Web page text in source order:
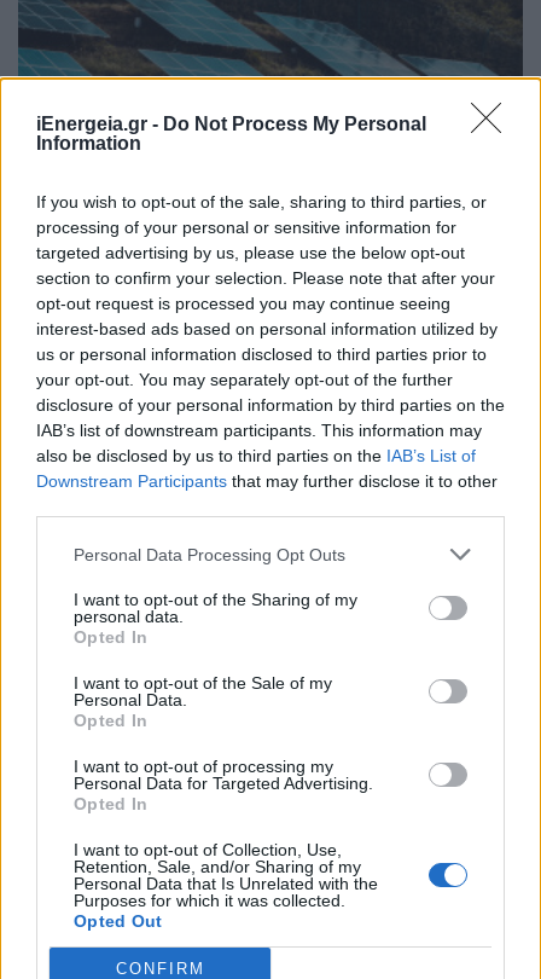
iEnergeia.gr - Do Not Process My Personal
Information
If you wish to opt-out of the sale, sharing to third parties, or
processing of your personal or sensitive information for
targeted advertising by us, please use the below opt-out
section to confirm your selection. Please note that after your
opt-out request is processed you may continue seeing
interest-based ads based on personal information utilized by
us or personal information disclosed to third parties prior to
your opt-out. You may separately opt-out of the further
disclosure of your personal information by third parties on the
IAB’s list of downstream participants. This information may
also be disclosed by us to third parties on the IAB’s List of
Downstream Participants that may further disclose it to other
Personal Data Processing Opt Outs
I want to opt-out of the Sharing of my
personal data.
Opted In
I want to opt-out of the Sale of my
Personal Data.
Opted In
I want to opt-out of processing my
Personal Data for Targeted Advertising.
Opted In
I want to opt-out of Collection, Use,
Retention, Sale, and/or Sharing of my
Personal Data that Is Unrelated with the
Purposes for which it was collected.
Opted Out
CONFIRM
ΑΝΑΝΕΩΣΙΜΕΣ ΠΗΓΕΣ ΕΝΕΡΓΕΙΑΣ
Σύλλογος ΕΠΑΦΗ: Γιατί προηγείται η
αντλησιοταμίευση της μπαταρίας που μπορεί
να μπει αύριο
24/07/2026 - 08:18
ΑΠΟΘΗΚΕΥΣΗ
Αιτήσεις και Τροποποιήσεις Αποθήκευσης
15/07/2026 - 12:22